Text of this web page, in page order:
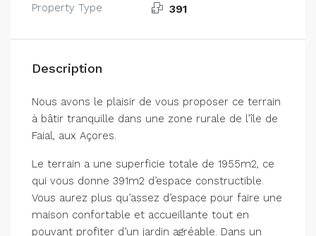
Property Type 391
Description
Nous avons le plaisir de vous proposer ce terrain
à bâtir tranquille dans une zone rurale de l’île de
Faial, aux Açores.
Le terrain a une superficie totale de 1955m2, ce
qui vous donne 391m2 d’espace constructible.
Vous aurez plus qu’assez d’espace pour faire une
maison confortable et accueillante tout en
pouvant profiter d’un jardin agréable. Dans un